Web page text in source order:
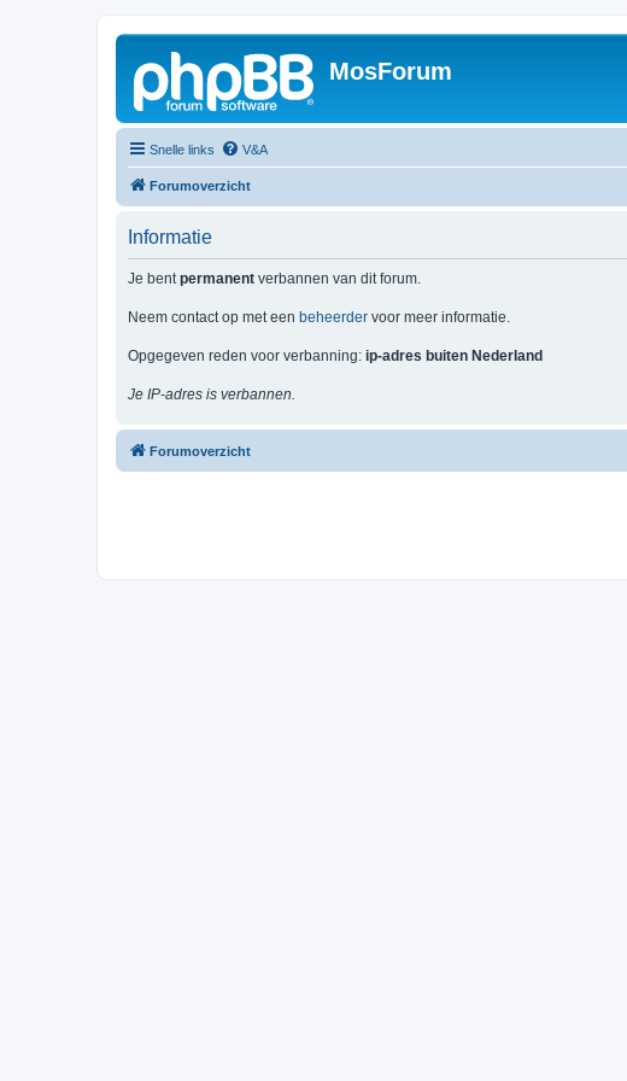
MosForum
Snelle links V&A
Forumoverzicht
Informatie
Je bentpermanent verbannen van dit forum.
Neem contact op met een beheerder voor meer informatie.
Opgegeven reden voor verbanning: ip-adres buiten Nederland
Je IP-adres is verbannen.
Forumoverzicht